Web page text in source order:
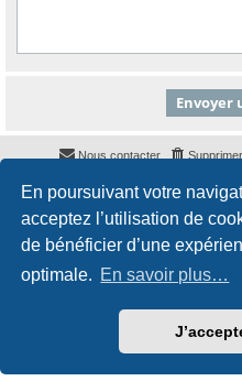
En poursuivant votre
acceptez l’utilisation de
de bénéficier d’une
optimale. En savoir plus…
Nous contacter
Développé parphpBB® Forum Software ©
Styleproflatpar © Mazeltof2017
Confidentialité | Conditions